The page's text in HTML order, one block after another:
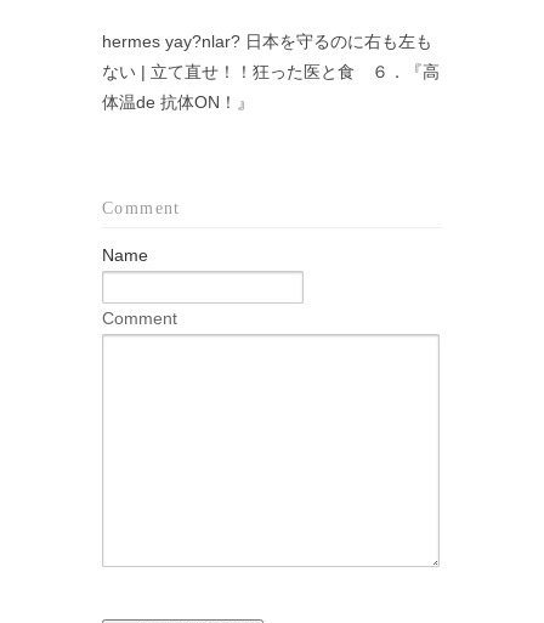
hermes yay?nlar? 日本を守るのに右も左も
ない | 立て直せ！！狂った医と食 ６．『高
体温de 抗体ON！』
Comment
Name
Comment